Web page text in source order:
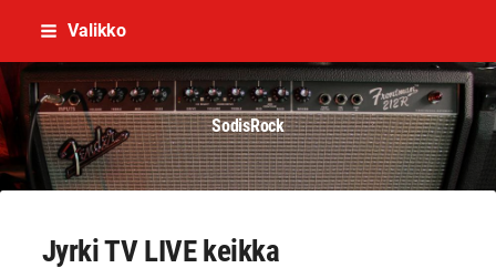
Siirry
sisältöön
Valikko
SodisRock
Jyrki TV LIVE keikka